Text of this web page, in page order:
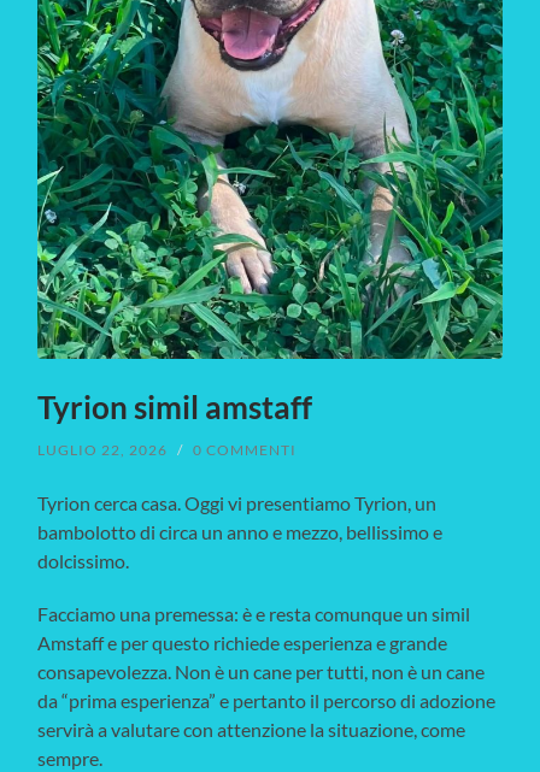
Tyrion simil amstaff
LUGLIO 22, 2026 / 0 COMMENTI
Tyrion cerca casa. Oggi vi presentiamo Tyrion, un
bambolotto di circa un anno e mezzo, bellissimo e
dolcissimo.
Facciamo una premessa: è e resta comunque un simil
Amstaff e per questo richiede esperienza e grande
consapevolezza. Non è un cane per tutti, non è un cane
da “prima esperienza” e pertanto il percorso di adozione
servirà a valutare con attenzione la situazione, come
sempre.